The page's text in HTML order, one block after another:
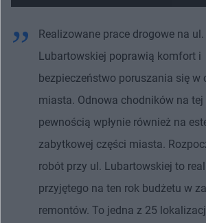
Spróbuj ponownie
Realizowane prace drogowe na ul.
Lubartowskiej poprawią komfort i
bezpieczeństwo poruszania się w
miasta. Odnowa chodników na tej
pewnością wpłynie również na
zabytkowej części miasta.
robót przy ul. Lubartowskiej to
przyjętego na ten rok budżetu w
remontów. To jedna z 25